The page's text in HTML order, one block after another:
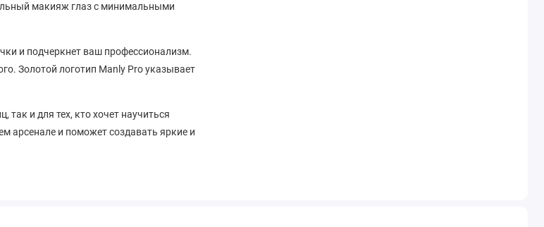
макияж глаз с минимальными
и подчеркнет ваш профессионализм.
Золотой логотип Manly Pro указывает
и для тех, кто хочет научиться
арсенале и поможет создавать яркие и